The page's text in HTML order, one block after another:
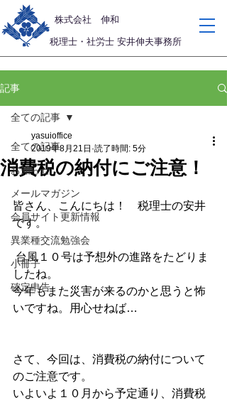
​株式会社 伸和
税理士・社労士 安井伸夫事務所
記事
全ての記事
お知らせ
メールマガジン
会員サイト更新情報
異業種交流勉強会
小冊子
確定申告
全ての記事
消費税の納付にご注意！
yasuioffice
2019年8月21日 読了時間: 5分
皆さん、こんにちは！　税理士の安井
です。
台風１０号は予想外の進路をたどりま
したね。
今年もまた災害が来るのかと思うと怖
いですね。用心せねば…
さて、今回は、消費税の納付について
のご注意です。
いよいよ１０月から予定通り、消費税